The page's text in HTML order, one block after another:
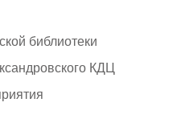
библиотеки
КДЦ